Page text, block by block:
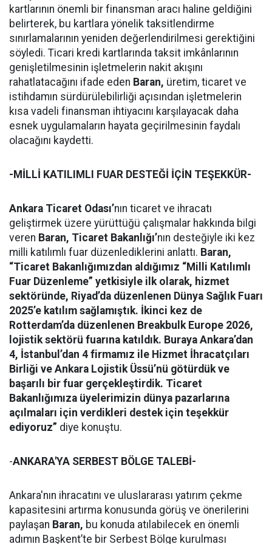
kartlarının önemli bir finansman aracı haline geldiğini
belirterek, bu kartlara yönelik taksitlendirme
sınırlamalarının yeniden değerlendirilmesi gerektiğini
söyledi. Ticari kredi kartlarında taksit imkânlarının
genişletilmesinin işletmelerin nakit akışını
rahatlatacağını ifade eden Baran, üretim, ticaret ve
istihdamın sürdürülebilirliği açısından işletmelerin
kısa vadeli finansman ihtiyacını karşılayacak daha
esnek uygulamaların hayata geçirilmesinin faydalı
olacağını kaydetti.
-MİLLİ KATILIMLI FUAR DESTEĞİ İÇİN TEŞEKKÜR-
Ankara Ticaret Odası’nın ticaret ve ihracatı
geliştirmek üzere yürüttüğü çalışmalar hakkında bilgi
veren Baran, Ticaret Bakanlığı’nın desteğiyle iki kez
milli katılımlı fuar düzenlediklerini anlattı. Baran,
“Ticaret Bakanlığımızdan aldığımız “Milli Katılımlı
Fuar Düzenleme” yetkisiyle ilk olarak, hizmet
sektöründe, Riyad’da düzenlenen Dünya Sağlık Fuarı
2025’e katılım sağlamıştık. İkinci kez de
Rotterdam’da düzenlenen Breakbulk Europe 2026,
lojistik sektörü fuarına katıldık. Buraya Ankara’dan
4, İstanbul’dan 4 firmamız ile Hizmet İhracatçıları
Birliği ve Ankara Lojistik Üssü’nü götürdük ve
başarılı bir fuar gerçekleştirdik. Ticaret
Bakanlığımıza üyelerimizin dünya pazarlarına
açılmaları için verdikleri destek için teşekkür
ediyoruz” diye konuştu.
-ANKARA'YA SERBEST BÖLGE TALEBİ-
Ankara'nın ihracatını ve uluslararası yatırım çekme
kapasitesini artırma konusunda görüş ve önerilerini
paylaşan Baran, bu konuda atılabilecek en önemli
adımın Başkent’te bir Serbest Bölge kurulması